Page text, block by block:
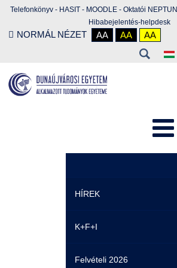
Telefonkönyv - HASIT - MOODLE - Oktatói NEPTUN
Hibabejelentés-helpdesk
NORMÁL NÉZET AA AA AA
HÍREK
Hírek
Események
K+F+I
Felvételi 2026